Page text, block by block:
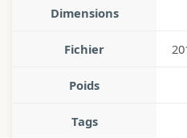
Dimensions
Fichier
Poids
Tags